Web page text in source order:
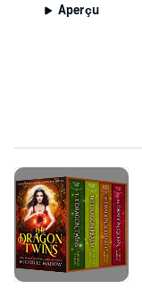
Aperçu